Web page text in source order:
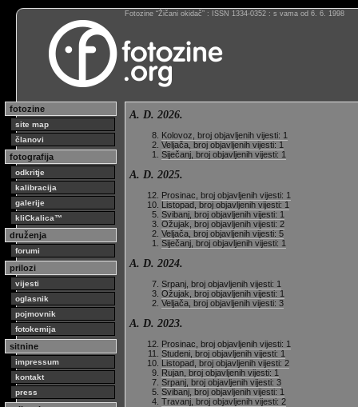
Fotozine “Žičani okidač” : ISSN 1334-0352 : s vama od 6. 6. 1998
fotozine
site map
članovi
fotografija
odkritje
kalibracija
galerije
kliCkalica™
druženja
forumi
prilozi
vijesti
oglasnik
pojmovnik
fotokemija
sitnine
impressum
kontakt
press
A. D. 2026.
Kolovoz, broj objavljenih vijesti: 1
Veljača, broj objavljenih vijesti: 1
Siječanj, broj objavljenih vijesti: 1
A. D. 2025.
Prosinac, broj objavljenih vijesti: 1
Listopad, broj objavljenih vijesti: 1
Svibanj, broj objavljenih vijesti: 1
Ožujak, broj objavljenih vijesti: 2
Veljača, broj objavljenih vijesti: 5
Siječanj, broj objavljenih vijesti: 1
A. D. 2024.
Srpanj, broj objavljenih vijesti: 1
Ožujak, broj objavljenih vijesti: 1
Veljača, broj objavljenih vijesti: 3
A. D. 2023.
Prosinac, broj objavljenih vijesti: 1
Studeni, broj objavljenih vijesti: 1
Listopad, broj objavljenih vijesti: 2
Rujan, broj objavljenih vijesti: 1
Srpanj, broj objavljenih vijesti: 3
Svibanj, broj objavljenih vijesti: 1
Travanj, broj objavljenih vijesti: 2